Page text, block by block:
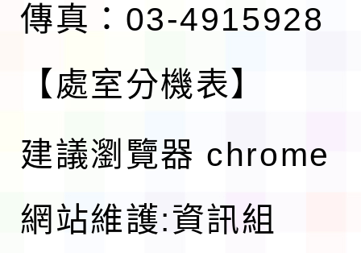
傳真：03-4915928
【處室分機表】
建議瀏覽器 chrome
網站維護:資訊組